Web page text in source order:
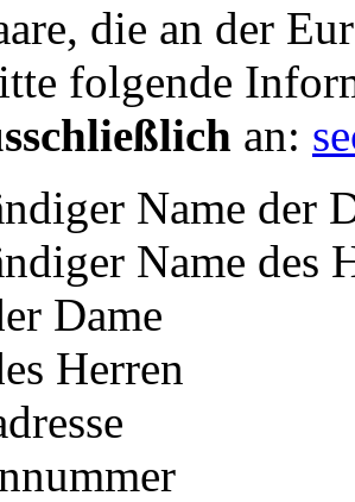
die an der
folgende
an:
Name der
Name des
Dame
Herren